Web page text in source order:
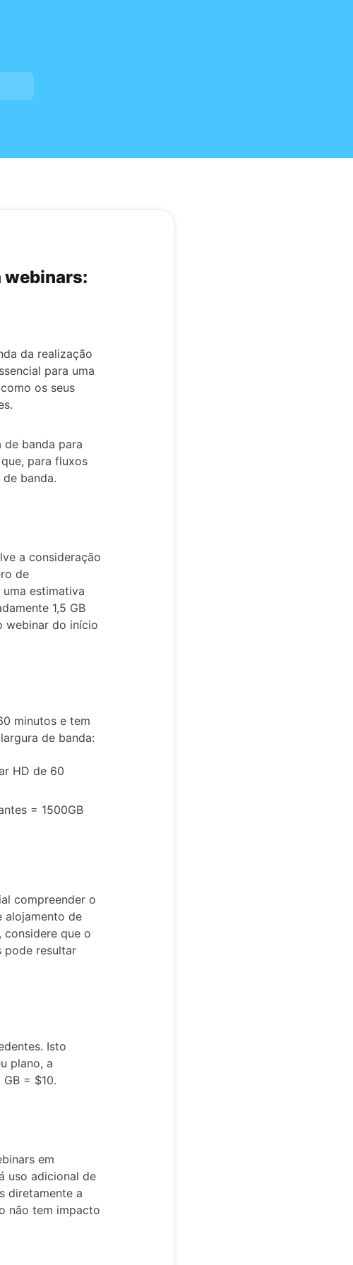
webinars:
da realização
para uma
os seus
de banda para
para fluxos
banda.
a consideração
de
estimativa
1,5 GB
webinar do início
minutos e tem
de banda:
HD de 60
= 1500GB
compreender o
alojamento de
considere que o
pode resultar
Isto
plano, a
= $10.
em
uso adicional de
diretamente a
não tem impacto